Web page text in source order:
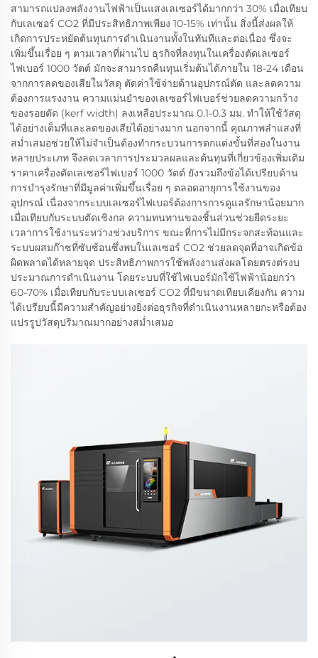
สามารถแปลงพลังงานไฟฟ้าเป็นแสงเลเซอร์ได้มากกว่า 30% เมื่อเทียบ
กับเลเซอร์ CO2 ที่มีประสิทธิภาพเพียง 10-15% เท่านั้น สิ่งนี้ส่งผลให้
เกิดการประหยัดต้นทุนการดำเนินงานทั้งในทันทีและต่อเนื่อง ซึ่งจะ
เพิ่มขึ้นเรื่อย ๆ ตามเวลาที่ผ่านไป ธุรกิจที่ลงทุนในเครื่องตัดเลเซอร์
ไฟเบอร์ 1000 วัตต์ มักจะสามารถคืนทุนเริ่มต้นได้ภายใน 18-24 เดือน
จากการลดของเสียในวัสดุ ตัดค่าใช้จ่ายด้านอุปกรณ์ตัด และลดความ
ต้องการแรงงาน ความแม่นยำของเลเซอร์ไฟเบอร์ช่วยลดความกว้าง
ของรอยตัด (kerf width) ลงเหลือประมาณ 0.1-0.3 มม. ทำให้ใช้วัสดุ
ได้อย่างเต็มที่และลดของเสียได้อย่างมาก นอกจากนี้ คุณภาพลำแสงที่
สม่ำเสมอช่วยให้ไม่จำเป็นต้องทำกระบวนการตกแต่งขั้นที่สองในงาน
หลายประเภท จึงลดเวลาการประมวลผลและต้นทุนที่เกี่ยวข้องเพิ่มเติม
ราคาเครื่องตัดเลเซอร์ไฟเบอร์ 1000 วัตต์ ยังรวมถึงข้อได้เปรียบด้าน
การบำรุงรักษาที่มีมูลค่าเพิ่มขึ้นเรื่อย ๆ ตลอดอายุการใช้งานของ
อุปกรณ์ เนื่องจากระบบเลเซอร์ไฟเบอร์ต้องการการดูแลรักษาน้อยมาก
เมื่อเทียบกับระบบตัดเชิงกล ความทนทานของชิ้นส่วนช่วยยืดระยะ
เวลาการใช้งานระหว่างช่วงบริการ ขณะที่การไม่มีกระจกสะท้อนและ
ระบบผสมก๊าซที่ซับซ้อนซึ่งพบในเลเซอร์ CO2 ช่วยลดจุดที่อาจเกิดข้อ
ผิดพลาดได้หลายจุด ประสิทธิภาพการใช้พลังงานส่งผลโดยตรงต่รงบ
ประมาณการดำเนินงาน โดยระบบที่ใช้ไฟเบอร์มักใช้ไฟฟ้าน้อยกว่า
60-70% เมื่อเทียบกับระบบเลเซอร์ CO2 ที่มีขนาดเทียบเคียงกัน ความ
ได้เปรียบนี้มีความสำคัญอย่างยิ่งต่อธุรกิจที่ดำเนินงานหลายกะหรือต้อง
แปรรูปวัสดุปริมาณมากอย่างสม่ำเสมอ